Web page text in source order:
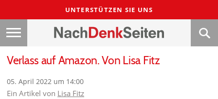
UNTERSTÜTZEN SIE UNS
Verlass auf Amazon. Von Lisa Fitz
05. April 2022 um 14:00
Ein Artikel von Lisa Fitz